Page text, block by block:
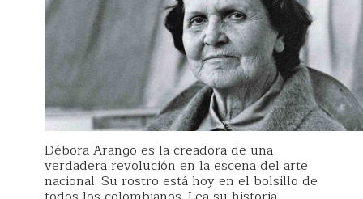
Débora Arango es la creadora de una
verdadera revolución en la escena del arte
nacional. Su rostro está hoy en el bolsillo de